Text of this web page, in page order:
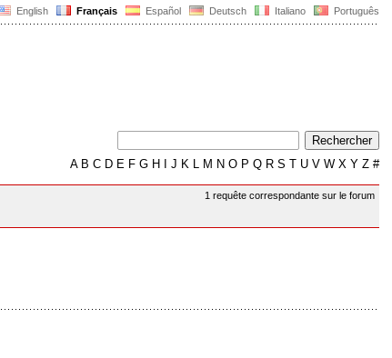
English Français Español Deutsch Italiano Português
AB C D E F G H J K L M N O P Q R S T U V W X Y Z #
1 requête correspondante sur le forum